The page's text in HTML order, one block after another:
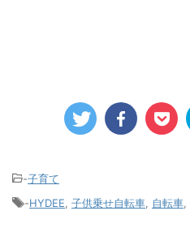
-子育て
-HYDEE 子供乗せ自転車 自転車